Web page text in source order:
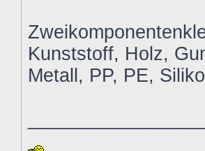
Kunststoff, Holz,
Metall, PP, PE,